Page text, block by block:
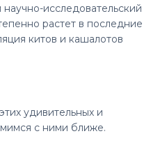
исследовательский
растет в последние
китов и кашалотов
удивительных и
с ними ближе.